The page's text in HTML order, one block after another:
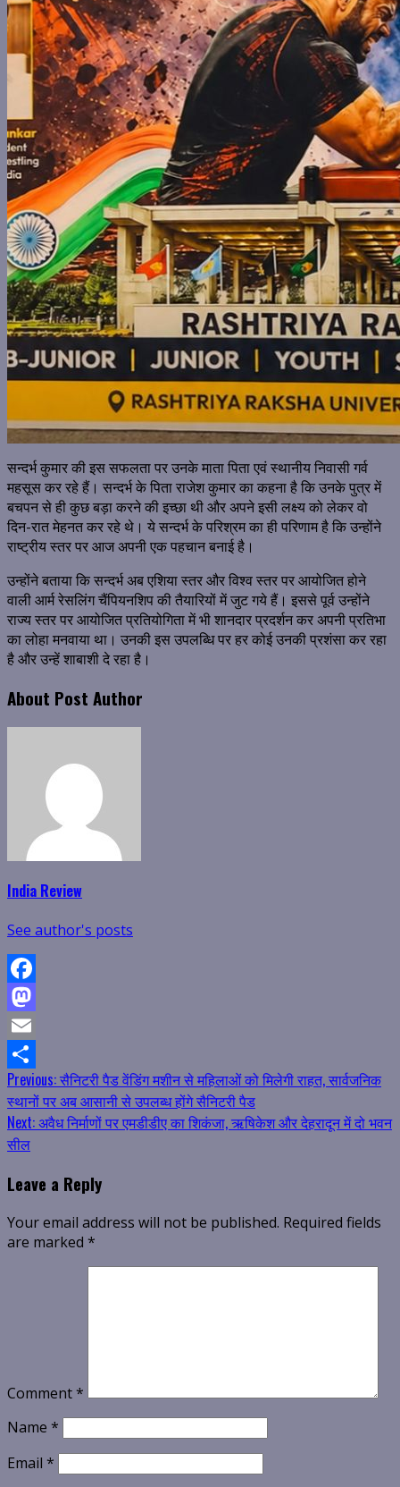
सन्दर्भ कुमार की इस सफलता पर उनके माता पिता एवं स्थानीय निवासी गर्व
महसूस कर रहे हैं। सन्दर्भ के पिता राजेश कुमार का कहना है कि उनके पुत्र में
बचपन से ही कुछ बड़ा करने की इच्छा थी और अपने इसी लक्ष्य को लेकर वो
दिन-रात मेहनत कर रहे थे। ये सन्दर्भ के परिश्रम का ही परिणाम है कि उन्होंने
राष्ट्रीय स्तर पर आज अपनी एक पहचान बनाई है।
उन्होंने बताया कि सन्दर्भ अब एशिया स्तर और विश्व स्तर पर आयोजित होने
वाली आर्म रेसलिंग चैंपियनशिप की तैयारियों में जुट गये हैं। इससे पूर्व उन्होंने
राज्य स्तर पर आयोजित प्रतियोगिता में भी शानदार प्रदर्शन कर अपनी प्रतिभा
का लोहा मनवाया था। उनकी इस उपलब्धि पर हर कोई उनकी प्रशंसा कर रहा
है और उन्हें शाबाशी दे रहा है।
About Post Author
India Review
See author's posts
Facebook
Mastodon
Email
Share
Continue
Reading
Previous:सैनिटरी पैड वेंडिंग मशीन से महिलाओं को मिलेगी राहत, सार्वजनिक
स्थानों पर अब आसानी से उपलब्ध होंगे सैनिटरी पैड
Next:अवैध निर्माणों पर एमडीडीए का शिकंजा, ऋषिकेश और देहरादून में दो भवन
सील
Leave a Reply
Your email address will not be published. Required fields
are marked *
Comment*
Name *
Email *